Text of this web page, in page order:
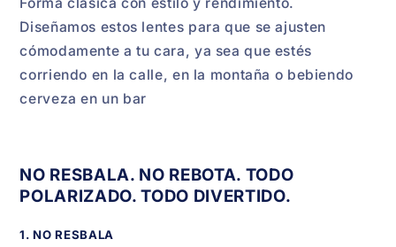
Diseñamos estos lentes para que se ajusten
cómodamente a tu cara, ya sea que estés
corriendo en la calle, en la montaña o bebiendo
cerveza en un bar
NO RESBALA. NO REBOTA. TODO
POLARIZADO. TODO DIVERTIDO.
1. NO RESBALA